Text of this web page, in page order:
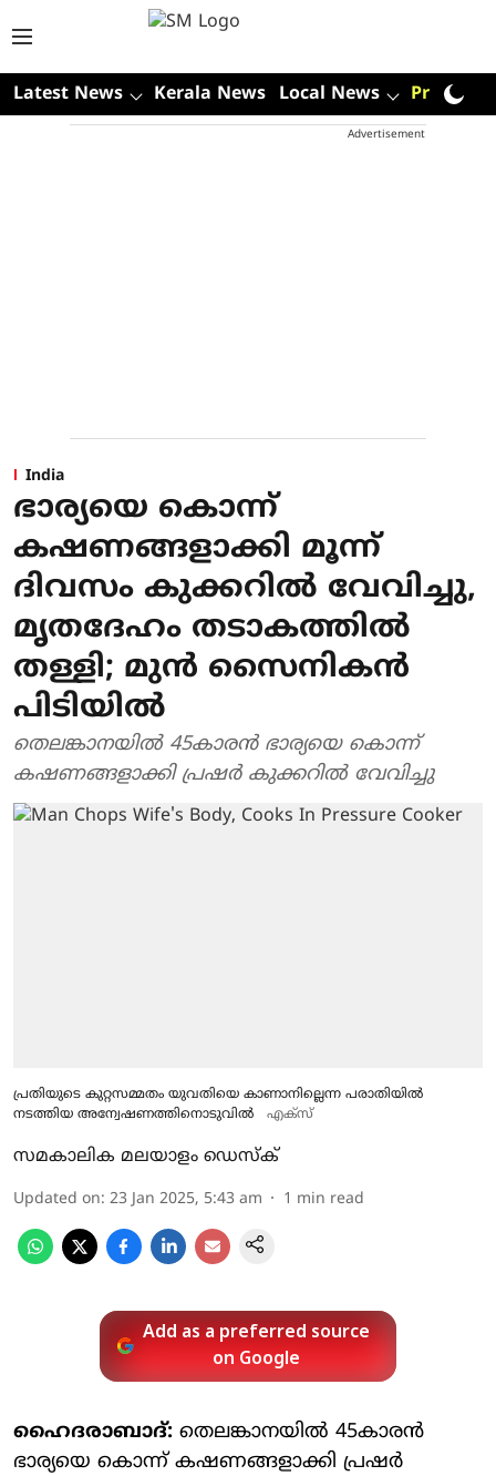
Latest News Kerala News Local News Premium
Advertisement
India
ഭാര്യയെ കൊന്ന്
കഷണങ്ങളാക്കി മൂന്ന്
ദിവസം കുക്കറില്‍ വേവിച്ചു,
മൃതദേഹം തടാകത്തില്‍
തള്ളി; മുന്‍ സൈനികന്‍
പിടിയില്‍
തെലങ്കാനയില്‍ 45കാരന്‍ ഭാര്യയെ കൊന്ന്
കഷണങ്ങളാക്കി പ്രഷര്‍ കുക്കറില്‍ വേവിച്ചു
പ്രതിയുടെ കുറ്റസമ്മതം യുവതിയെ കാണാനില്ലെന്ന പരാതിയിൽ
നടത്തിയ അന്വേഷണത്തിനൊടുവിൽ
എക്സ്
സമകാലിക മലയാളം ഡെസ്ക്
Updated on: 23 Jan 2025, 5:43 am 1 min read
Add as a preferred source
on Google
ഹൈദരാബാദ്: തെലങ്കാനയില്‍ 45കാരന്‍
ഭാര്യയെ കൊന്ന് കഷണങ്ങളാക്കി പ്രഷര്‍